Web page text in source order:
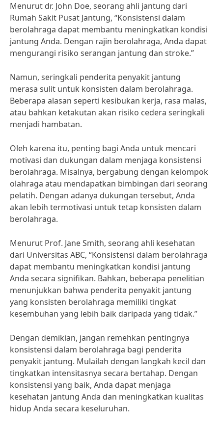
Menurut dr. John Doe, seorang ahli jantung dari
Rumah Sakit Pusat Jantung, “Konsistensi dalam
berolahraga dapat membantu meningkatkan kondisi
jantung Anda. Dengan rajin berolahraga, Anda dapat
mengurangi risiko serangan jantung dan stroke.”
Namun, seringkali penderita penyakit jantung
merasa sulit untuk konsisten dalam berolahraga.
Beberapa alasan seperti kesibukan kerja, rasa malas,
atau bahkan ketakutan akan risiko cedera seringkali
menjadi hambatan.
Oleh karena itu, penting bagi Anda untuk mencari
motivasi dan dukungan dalam menjaga konsistensi
berolahraga. Misalnya, bergabung dengan kelompok
olahraga atau mendapatkan bimbingan dari seorang
pelatih. Dengan adanya dukungan tersebut, Anda
akan lebih termotivasi untuk tetap konsisten dalam
berolahraga.
Menurut Prof. Jane Smith, seorang ahli kesehatan
dari Universitas ABC, “Konsistensi dalam berolahraga
dapat membantu meningkatkan kondisi jantung
Anda secara signifikan. Bahkan, beberapa penelitian
menunjukkan bahwa penderita penyakit jantung
yang konsisten berolahraga memiliki tingkat
kesembuhan yang lebih baik daripada yang tidak.”
Dengan demikian, jangan remehkan pentingnya
konsistensi dalam berolahraga bagi penderita
penyakit jantung. Mulailah dengan langkah kecil dan
tingkatkan intensitasnya secara bertahap. Dengan
konsistensi yang baik, Anda dapat menjaga
kesehatan jantung Anda dan meningkatkan kualitas
hidup Anda secara keseluruhan.